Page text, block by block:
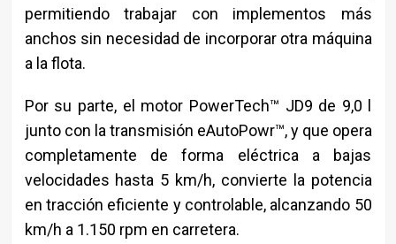
permitiendo trabajar con implementos más
anchos sin necesidad de incorporar otra máquina
a la flota.
Por su parte, el motor PowerTech™ JD9 de 9,0 l
junto con la transmisión eAutoPowr™, y que opera
completamente de forma eléctrica a bajas
velocidades hasta 5 km/h, convierte la potencia
en tracción eficiente y controlable, alcanzando 50
km/h a 1.150 rpm en carretera.